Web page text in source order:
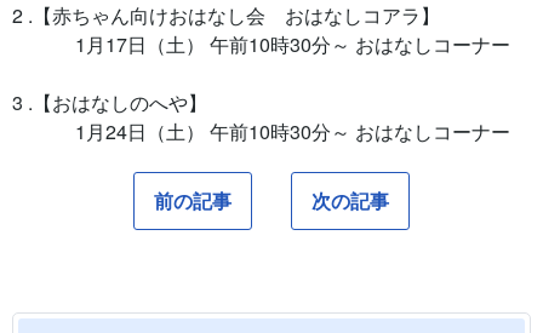
2 .【赤ちゃん向けおはなし会 おはなしコアラ】
1月17日（土） 午前10時30分～ おはなしコーナー
3 .【おはなしのへや】
1 月24日（土） 午前10時30分～ おはなしコーナー
前の記事 次の記事